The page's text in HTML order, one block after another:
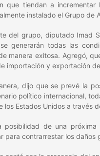
que tiendan a
instalado el Grupo de
del grupo, diputado Imad
se generarán todas las
manera exitosa. Agregó,
importación y exportación
dijo que se prevé la
político internacional,
los Estados Unidos a través
posibilidad de una
para contrarrestar los daños